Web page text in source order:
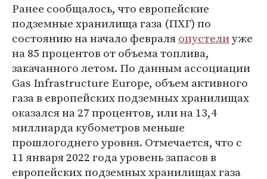
Ранее сообщалось, что европейские
подземные хранилища газа (ПХГ) по
состоянию на начало февраляопустелиуже
на 85 процентов от объема топлива,
закачанного летом. По данным ассоциации
Gas Infrastructure Europe, объем активного
газа в европейских подземных хранилищах
оказался на 27 процентов, или на 13,4
миллиарда кубометров меньше
прошлогоднего уровня. Отмечается, что с
11 января 2022 года уровень запасов в
европейских подземных хранилищах газа